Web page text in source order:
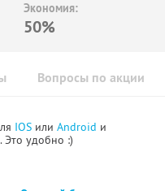
Экономия:
50%
Вопросы по акции
IOS или Android и
Это удобно :)